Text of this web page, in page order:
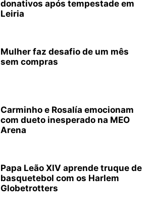
donativos após tempestade em
Leiria
Mulher faz desafio de um mês
sem compras
Carminho e Rosalía emocionam
com dueto inesperado na MEO
Arena
Papa Leão XIV aprende truque de
basquetebol com os Harlem
Globetrotters